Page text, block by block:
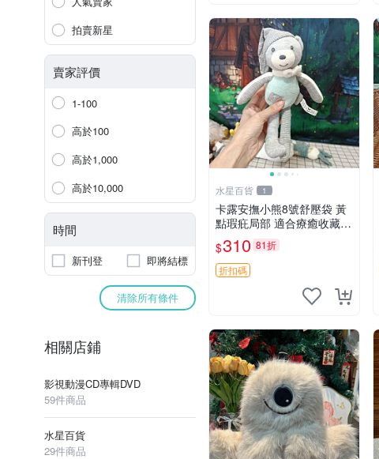
拍賣新星
賣家評價
1-100
高於100
高於1,000
高於10,000
時間
新刊登 即將結標
清除所有條件
相關店鋪
影視動漫CD專輯DVD
59件商品
水星百貨
29件商品
水星百貨 1
卡露安撫小熊8號舒壓袋 黃
點瑕疪局部 適合療癒收藏
撫慰身心 美肌養護 放鬆好
物
$310 81折
折扣碼